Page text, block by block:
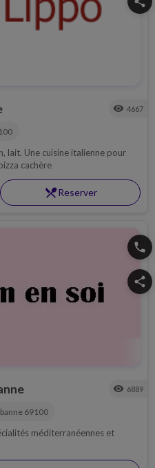
visibility 4667
pour
cachère
restaurant_menuReserver
phone
share
visibility 6889
69100
méditerranéennes et